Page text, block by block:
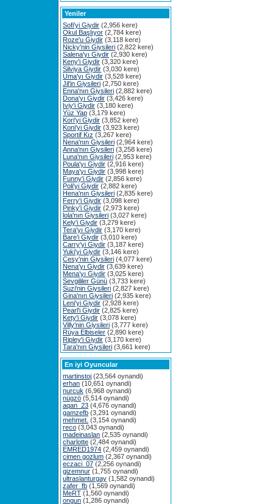
Yeniler
Sofi'yi Giydir (2,956 kere)
Okul Başlıyor (2,784 kere)
Roze'u Giydir (3,118 kere)
Nicky'nin Giysileri (2,822 kere)
Salena'yı Giydir (2,930 kere)
Keny'i Giydir (3,320 kere)
Silviya Giydir (3,030 kere)
Uma'yı Giydir (3,528 kere)
Jil'in Giysileri (2,750 kere)
Enna'nın Giysileri (2,882 kere)
Dona'yı Giydir (3,426 kere)
Iviy'i Giydir (3,180 kere)
Yüz Yap (3,179 kere)
Kori'yi Giydir (3,852 kere)
Koni'yi Giydir (3,923 kere)
Sportif Kız (3,267 kere)
Nena'nın Giysileri (2,964 kere)
Anna'nın Giysileri (3,258 kere)
Luna'nın Giysileri (2,953 kere)
Poula'yı Giydir (2,916 kere)
Maya'yı Giydir (3,998 kere)
Funny'i Giydir (2,856 kere)
Poli'yi Giydir (2,882 kere)
Hena'nın Giysileri (2,835 kere)
Ferry'i Giydir (3,098 kere)
Pinky'i Giydir (2,973 kere)
lola'nın Giysileri (3,027 kere)
Kely'i Giydir (3,279 kere)
Tera'yı Giydir (3,170 kere)
Bare'i Giydir (3,010 kere)
Carry'yi Giydir (3,187 kere)
Yuki'yi Giydir (3,146 kere)
Cesy'nin Giysileri (4,077 kere)
Nena'yı Giydir (3,639 kere)
Mena'yı Giydir (3,025 kere)
Sevgililer Günü (3,733 kere)
Suzi'nin Giysileri (2,827 kere)
Gina'nın Giysileri (2,935 kere)
Leni'yi Giydir (2,928 kere)
Pearl'i Giydir (2,825 kere)
Kety'i Giydir (3,078 kere)
Villy'nin Giysileri (3,777 kere)
Rüya Elbiseler (2,890 kere)
Ripley'i Giydir (3,170 kere)
Tara'nın Giysileri (3,661 kere)
En iyi Oyuncular
martinstoj (23,564 oynandi)
erhan (10,651 oynandi)
nurcuk (6,968 oynandi)
nügzö (5,514 oynandi)
aqan_23 (4,676 oynandi)
gamzefb (3,291 oynandi)
mehmet. (3,154 oynandi)
reco (3,043 oynandi)
madeinaslan (2,535 oynandi)
charlotte (2,484 oynandi)
EMRED1974 (2,459 oynandi)
cimen gozlum (2,367 oynandi)
eczaci_07 (2,256 oynandi)
gizemnur (1,755 oynandi)
ultraslanturgay (1,582 oynandi)
zafer_fb (1,569 oynandi)
MeRT (1,560 oynandi)
ongun (1,286 oynandi)